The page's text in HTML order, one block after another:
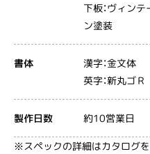
下板：ヴィン
ン塗装
書体 漢字：金文体
英字：新丸ゴＲ
製作日数 約10営業日
※スペックの詳細はカタログを